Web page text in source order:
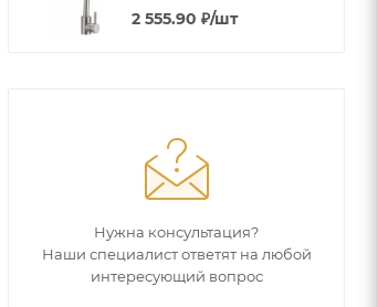
2 555.90 ₽/шт
Нужна консультация?
Наши специалист ответят на любой
интересующий вопрос